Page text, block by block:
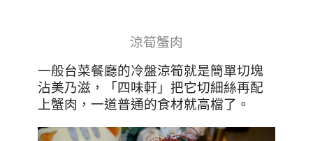
涼筍蟹肉
一般台菜餐廳的冷盤涼筍就是簡單切塊
沾美乃滋，「四味軒」把它切細絲再配
上蟹肉，一道普通的食材就高檔了。